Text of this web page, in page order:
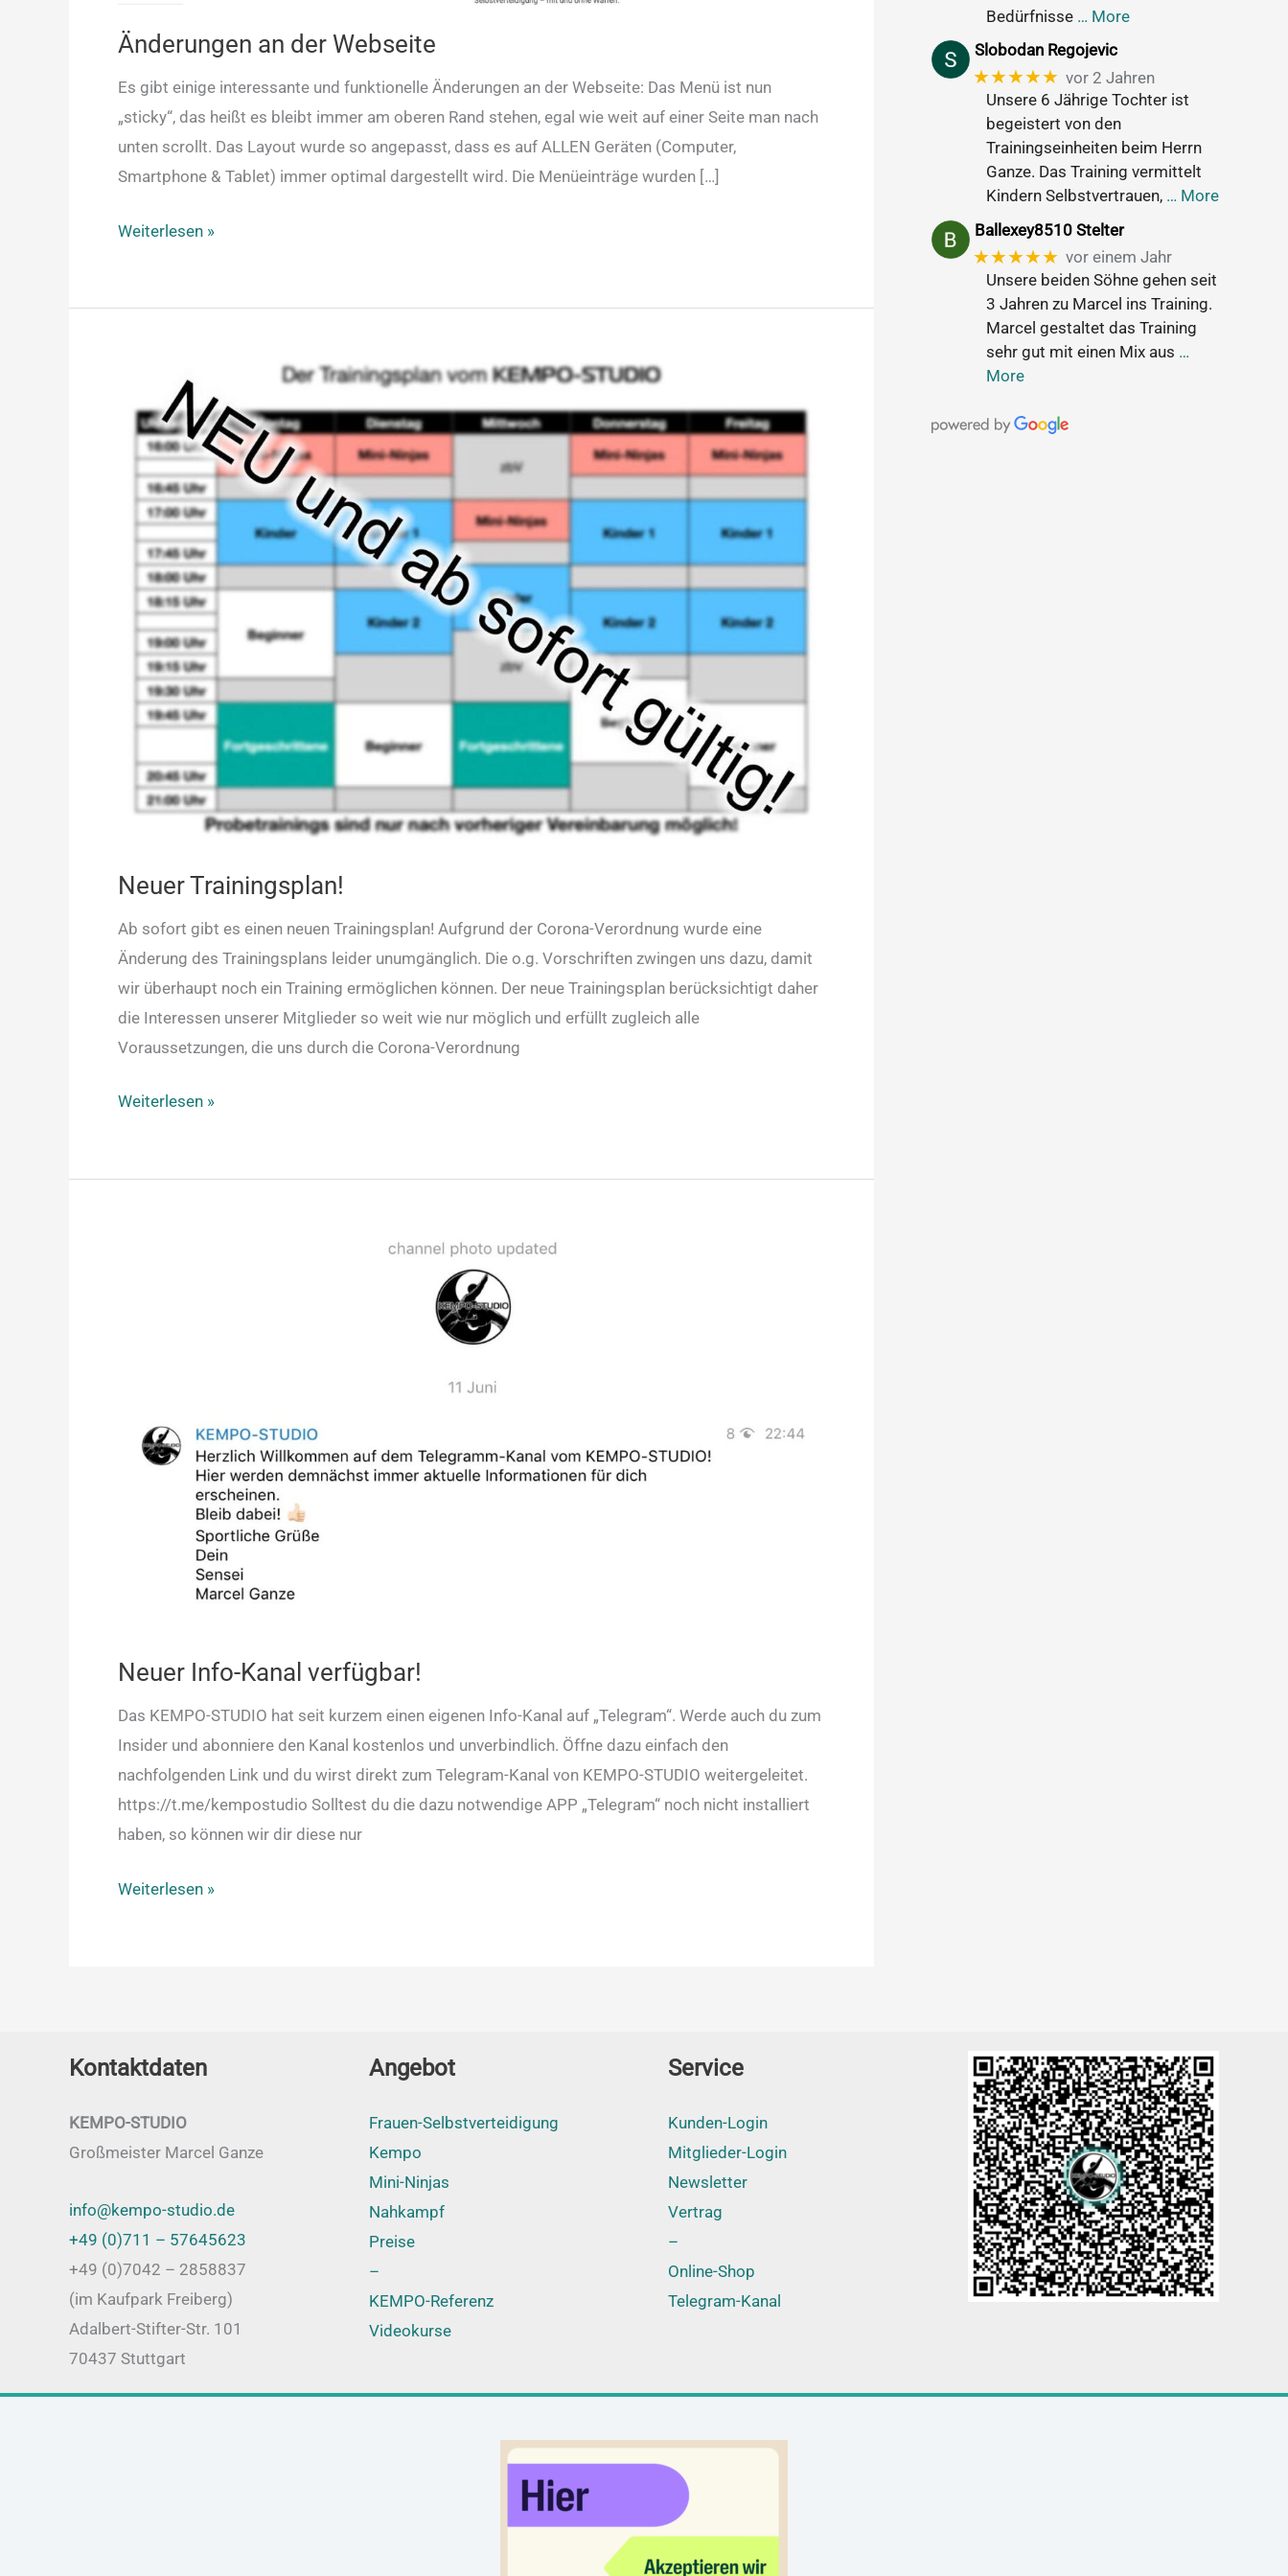
Änderungen an der Webseite
Es gibt einige interessante und funktionelle Änderungen an der Webseite: Das Menü ist nun
„sticky“, das heißt es bleibt immer am oberen Rand stehen, egal wie weit auf einer Seite man nach
unten scrollt. Das Layout wurde so angepasst, dass es auf ALLEN Geräten (Computer,
Smartphone & Tablet) immer optimal dargestellt wird. Die Menüeinträge wurden […]
Weiterlesen »
Neuer Trainingsplan!
Ab sofort gibt es einen neuen Trainingsplan! Aufgrund der Corona-Verordnung wurde eine
Änderung des Trainingsplans leider unumgänglich. Die o.g. Vorschriften zwingen uns dazu, damit
wir überhaupt noch ein Training ermöglichen können. Der neue Trainingsplan berücksichtigt daher
die Interessen unserer Mitglieder so weit wie nur möglich und erfüllt zugleich alle
Voraussetzungen, die uns durch die Corona-Verordnung
Trainingsplan!
Weiterlesen »
Neuer Info-Kanal verfügbar!
Das KEMPO-STUDIO hat seit kurzem einen eigenen Info-Kanal auf „Telegram“. Werde auch du zum
Insider und abonniere den Kanal kostenlos und unverbindlich. Öffne dazu einfach den
nachfolgenden Link und du wirst direkt zum Telegram-Kanal von KEMPO-STUDIO weitergeleitet.
https://t.me/kempostudio Solltest du die dazu notwendige APP „Telegram“ noch nicht installiert
haben, so können wir dir diese nur
Weiterlesen »
Bedürfnisse … More
Slobodan Regojevic
★★★★★ vor 2 Jahren
Unsere 6 Jährige Tochter ist
begeistert von den
Trainingseinheiten beim Herrn
Ganze. Das Training vermittelt
Kindern Selbstvertrauen, … More
Ballexey8510 Stelter
★★★★★ vor einem Jahr
Unsere beiden Söhne gehen seit
3 Jahren zu Marcel ins Training.
Marcel gestaltet das Training
sehr gut mit einen Mix aus …
More
Kontaktdaten
KEMPO-STUDIO
Großmeister Marcel Ganze
info@kempo-studio.de
+49 (0)711 – 57645623
+49 (0)7042 – 2858837
(im Kaufpark Freiberg)
Adalbert-Stifter-Str. 101
70437 Stuttgart
Angebot
Frauen-Selbstverteidigung
Kempo
Mini-Ninjas
Nahkampf
Preise
–
KEMPO-Referenz
Videokurse
Service
Kunden-Login
Mitglieder-Login
Newsletter
Vertrag
–
Online-Shop
Telegram-Kanal